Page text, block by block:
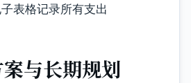
子表格记录所有支出
与长期规划